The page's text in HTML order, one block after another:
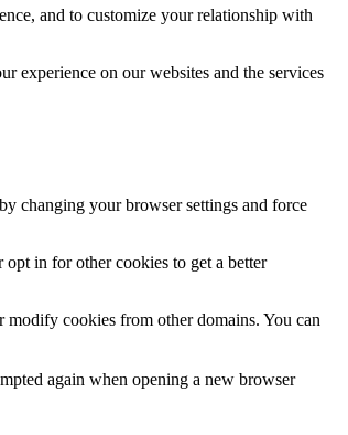
and to customize your relationship with
experience on our websites and the services
changing your browser settings and force
in for other cookies to get a better
cookies from other domains. You can
again when opening a new browser